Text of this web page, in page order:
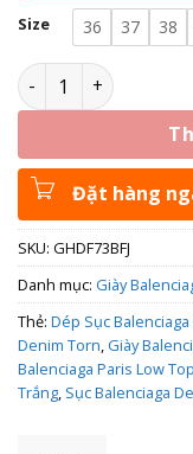
Size 36 37 38
Giày Balenciaga
Đặt hàng
SKU: GHDF73BFJ
Danh mục: Giày
Thẻ: Dép Sục
Denim Torn, Giày
Balenciaga Paris Low
Trắng, Sục Balenciaga